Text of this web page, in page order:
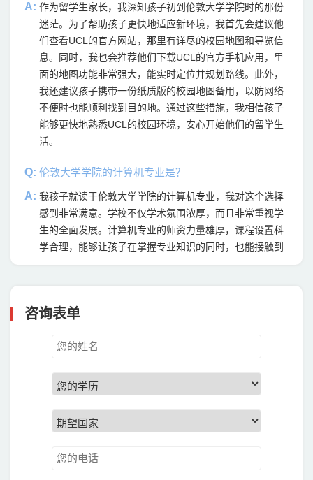
A: 作为留学生家长，我深知孩子初到伦敦大学学院时的那份
迷茫。为了帮助孩子更快地适应新环境，我首先会建议他
们查看UCL的官方网站，那里有详尽的校园地图和导览信
息。同时，我也会推荐他们下载UCL的官方手机应用，里
面的地图功能非常强大，能实时定位并规划路线。此外，
我还建议孩子携带一份纸质版的校园地图备用，以防网络
不便时也能顺利找到目的地。通过这些措施，我相信孩子
能够更快地熟悉UCL的校园环境，安心开始他们的留学生
活。
Q: 伦敦大学学院的计算机专业是？
A: 我孩子就读于伦敦大学学院的计算机专业，我对这个选择
感到非常满意。学校不仅学术氛围浓厚，而且非常重视学
生的全面发展。计算机专业的师资力量雄厚，课程设置科
学合理，能够让孩子在掌握专业知识的同时，也能接触到
最新的科技动态和行业动态。此外，学校还提供了丰富的
学习，孩子一定能够成长为一名优秀的计算机专业人才。
伦敦大学学院是怎样的学府？
我感到无比欣慰和骄傲。UCL的学术声誉和教学质量是我
习环境非常好，师资力量强大，同学间竞争激烈但又不失
发展，提供了很多实习和志愿服务的机会。此外，UCL的
咨询表单